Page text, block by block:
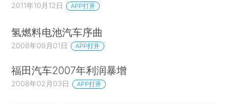
2011年10月12日 APP打开
氢燃料电池汽车序曲
2008年09月01日 APP打开
福田汽车2007年利润暴增
2008年02月03日 APP打开